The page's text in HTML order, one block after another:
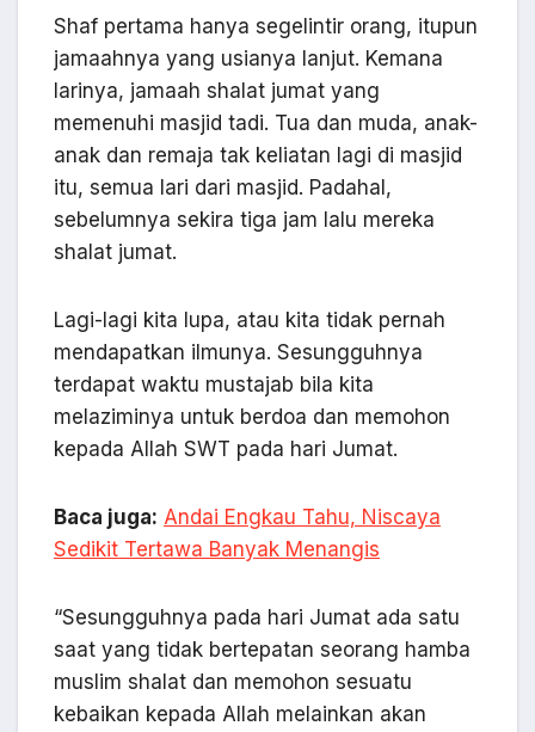
Shaf pertama hanya segelintir orang, itupun
jamaahnya yang usianya lanjut. Kemana
larinya, jamaah shalat jumat yang
memenuhi masjid tadi. Tua dan muda, anak-
anak dan remaja tak keliatan lagi di masjid
itu, semua lari dari masjid. Padahal,
sebelumnya sekira tiga jam lalu mereka
shalat jumat.
Lagi-lagi kita lupa, atau kita tidak pernah
mendapatkan ilmunya. Sesungguhnya
terdapat waktu mustajab bila kita
melaziminya untuk berdoa dan memohon
kepada Allah SWT pada hari Jumat.
Baca juga: Andai Engkau Tahu, Niscaya
Sedikit Tertawa Banyak Menangis
“Sesungguhnya pada hari Jumat ada satu
saat yang tidak bertepatan seorang hamba
muslim shalat dan memohon sesuatu
kebaikan kepada Allah melainkan akan